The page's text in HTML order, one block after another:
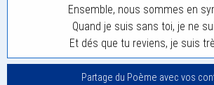
Ensemble, nous sommes en
Quand je suis sans toi, je ne
Et dés que tu reviens, je suis
Partage du Poème avec vos